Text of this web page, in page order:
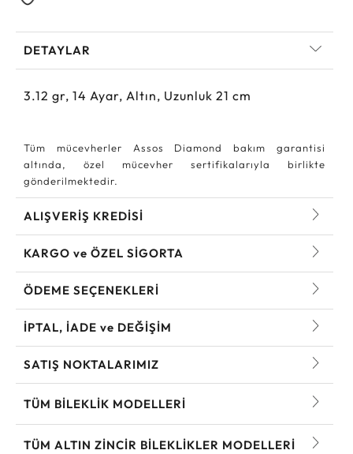
DETAYLAR
3.12 gr, 14 Ayar, Altın, Uzunluk 21 cm
Tüm mücevherler Assos Diamond bakım garantisi
altında, özel mücevher sertifikalarıyla birlikte
gönderilmektedir.
ALIŞVERİŞ KREDİSİ
KARGO ve ÖZEL SİGORTA
ÖDEME SEÇENEKLERİ
İPTAL, İADE ve DEĞİŞİM
SATIŞ NOKTALARIMIZ
TÜM BILEKLIK MODELLERI
TÜM ALTIN ZINCIR BILEKLIKLER MODELLERI